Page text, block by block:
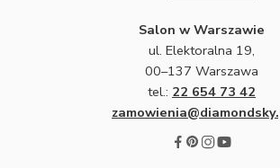
Salon w Warszawie
ul. Elektoralna 19,
00–137 Warszawa
tel.: 22 654 73 42